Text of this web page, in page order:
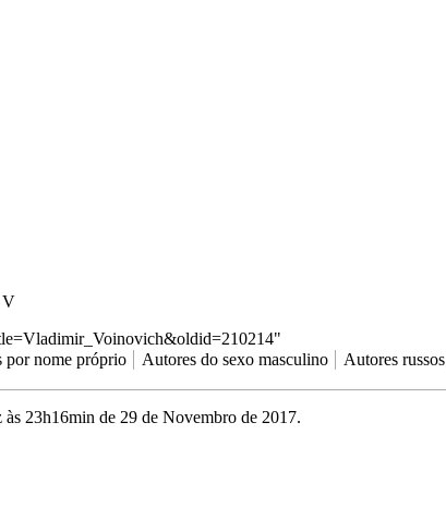
V
"
por nome próprio Autores do sexo masculino Autores russos
23h16min de 29 de Novembro de 2017.